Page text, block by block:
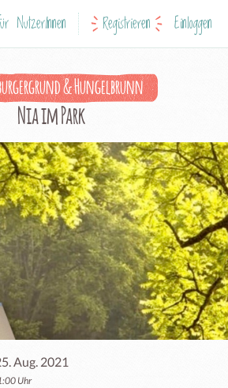
NutzerInnen Registrieren Einloggen
& Hungelbrunn
Nia im Park
Aug. 2021
Uhr